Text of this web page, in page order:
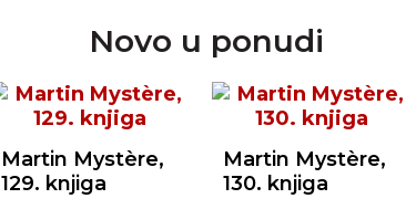
Novo u ponudi
Martin Mystère,
129. knjiga
Martin Mystère,
130. knjiga